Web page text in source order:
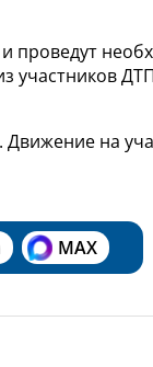
проведут
участников
на
MAX